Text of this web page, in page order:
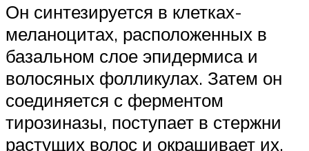
Он синтезируется в клетках-
меланоцитах, расположенных в
базальном слое эпидермиса и
волосяных фолликулах. Затем он
соединяется с ферментом
тирозиназы, поступает в стержни
растущих волос и окрашивает их.